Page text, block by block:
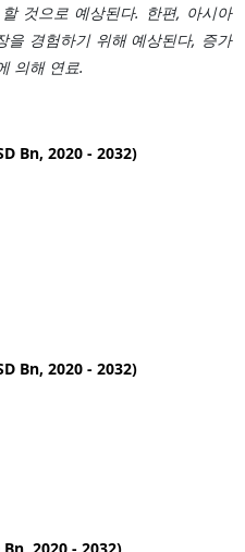
것으로 예상된다. 한편, 아시아
을 경험하기 위해 예상된다, 증가
의해 연료.
Bn, 2020 - 2032)
Bn, 2020 - 2032)
Bn, 2020 - 2032)